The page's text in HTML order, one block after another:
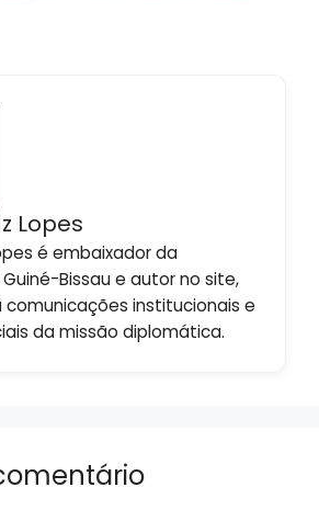
Lopes
é embaixador da
Bissau e autor no site,
institucionais e
da missão diplomática.